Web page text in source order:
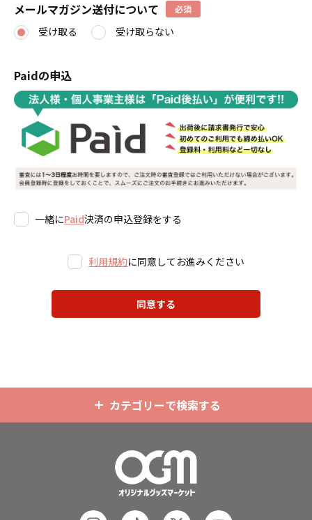
メールマガジン送付について 必須
受け取る 受け取らない
Paidの申込
一緒にPaid決済の申込登録をする
利用規約に同意してお進みください
同意する
カテゴリーで検索する